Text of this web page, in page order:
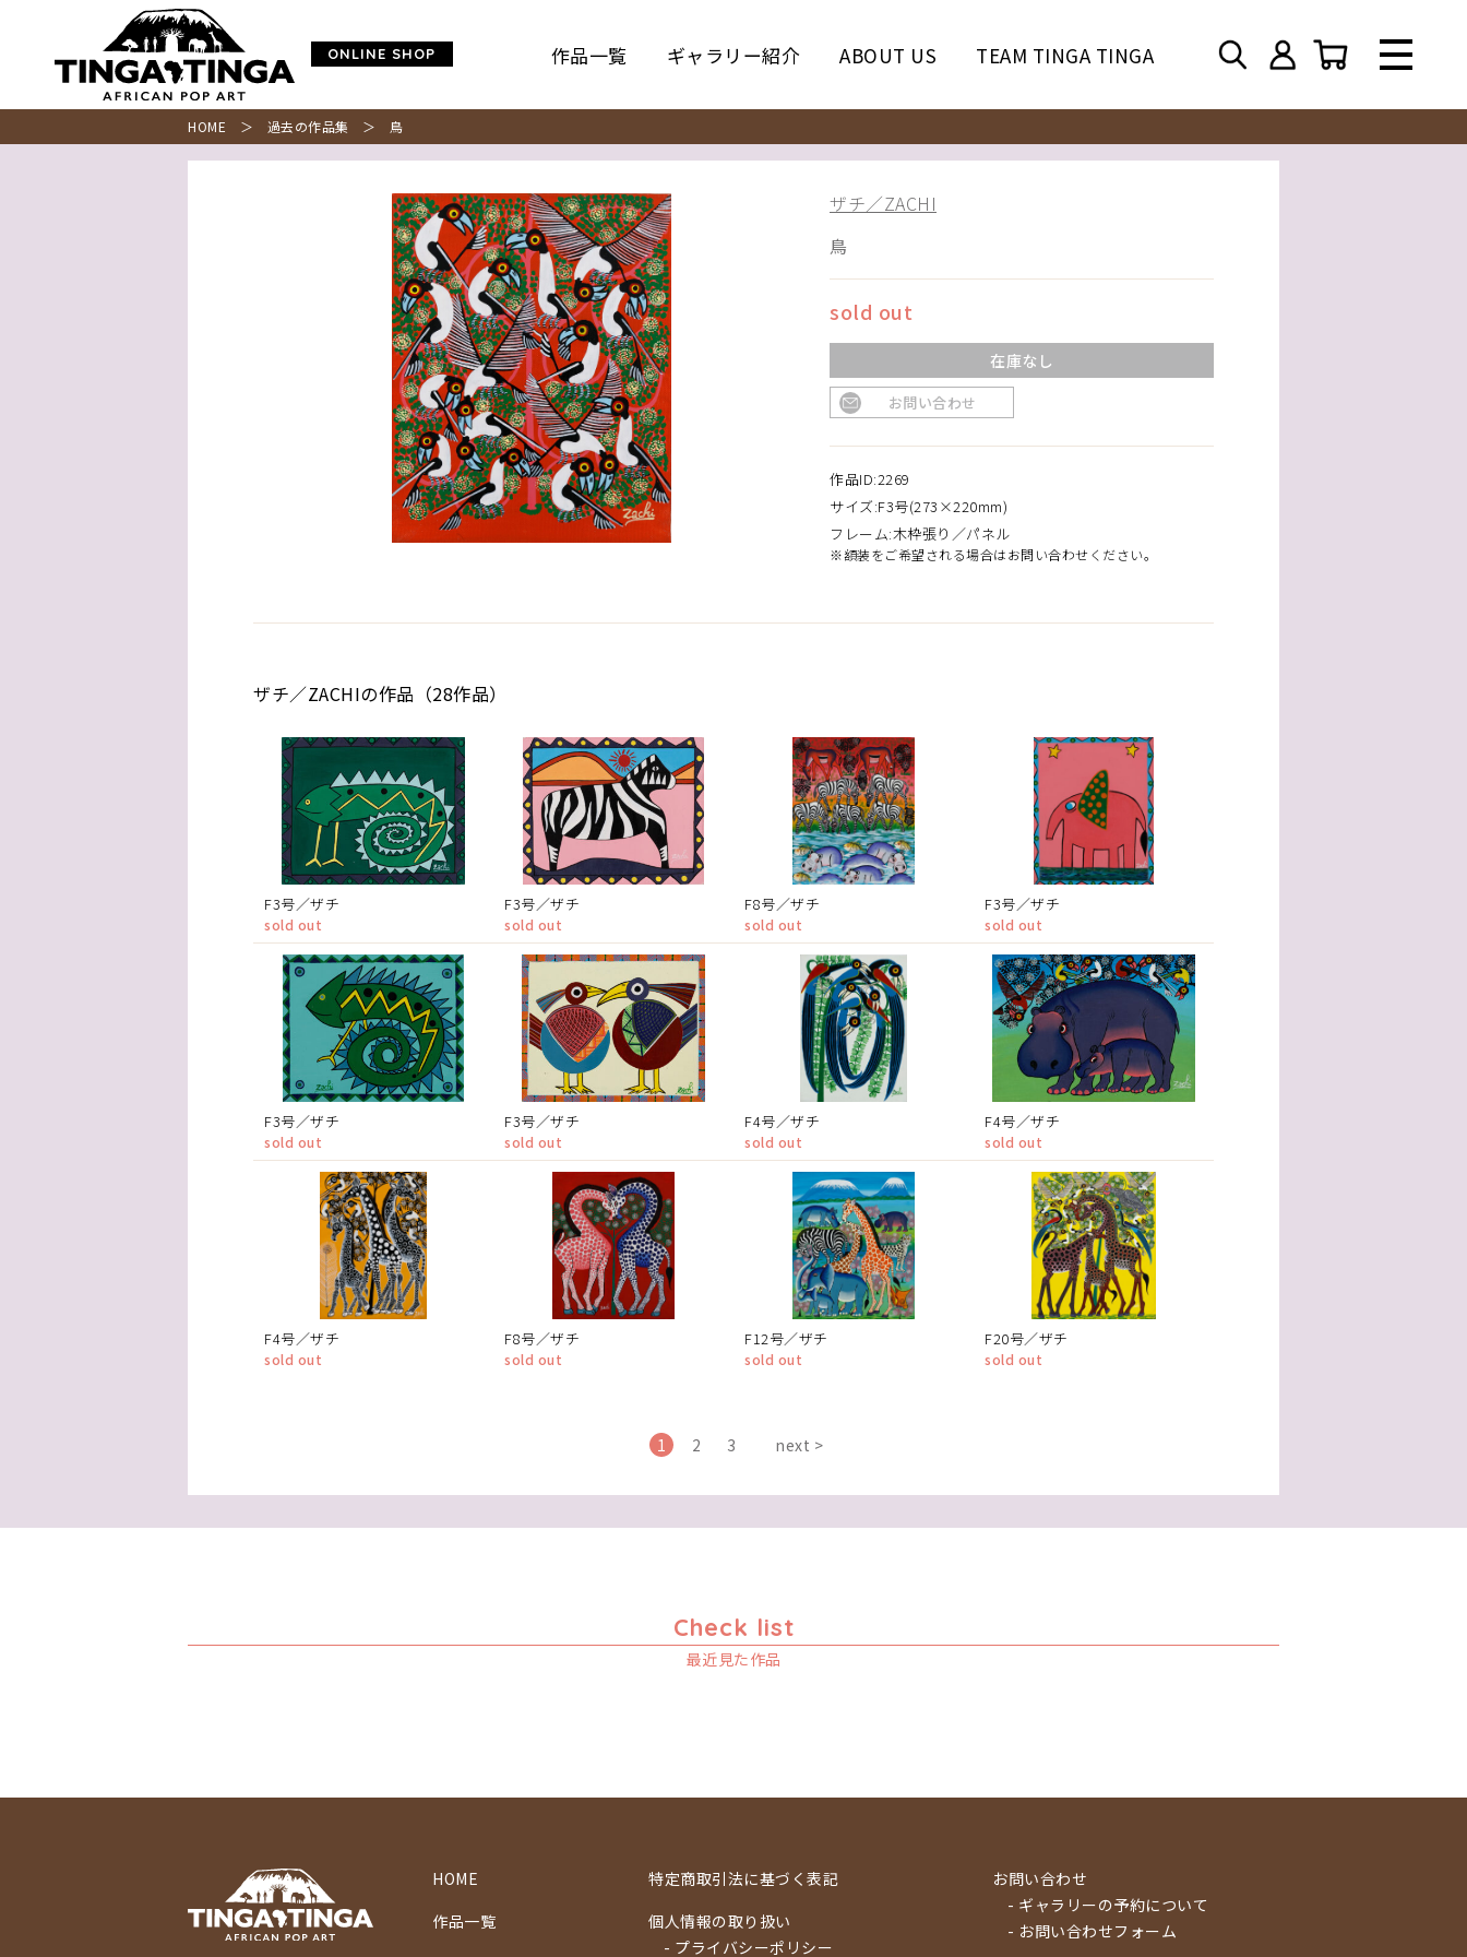
ONLINE SHOP 作品一覧 ギャラリー紹介 ABOUT US TEAM TINGA TINGA
HOME ＞ 過去の作品集 ＞ 鳥
ザチ／ZACHI
鳥
sold out
在庫なし
お問い合わせ
作品ID:2269
サイズ:F3号(273×220mm)
フレーム:木枠張り／パネル
※額装をご希望される場合はお問い合わせください。
ザチ／ZACHIの作品（28作品）
F3号／ザチ
sold out
F3号／ザチ
sold out
F8号／ザチ
sold out
F3号／ザチ
sold out
F3号／ザチ
sold out
F3号／ザチ
sold out
F4号／ザチ
sold out
F4号／ザチ
sold out
F4号／ザチ
sold out
F8号／ザチ
sold out
F12号／ザチ
sold out
F20号／ザチ
sold out
1 2 3 next >
Check list
最近見た作品
HOME
作品一覧
特定商取引法に基づく表記
個人情報の取り扱い
- プライバシーポリシー
お問い合わせ
- ギャラリーの予約について
- お問い合わせフォーム